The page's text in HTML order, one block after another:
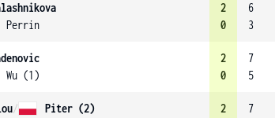
Perrin
2
0
6
3
Wu (1)
2
0
7
5
/
Piter (2)
2
7